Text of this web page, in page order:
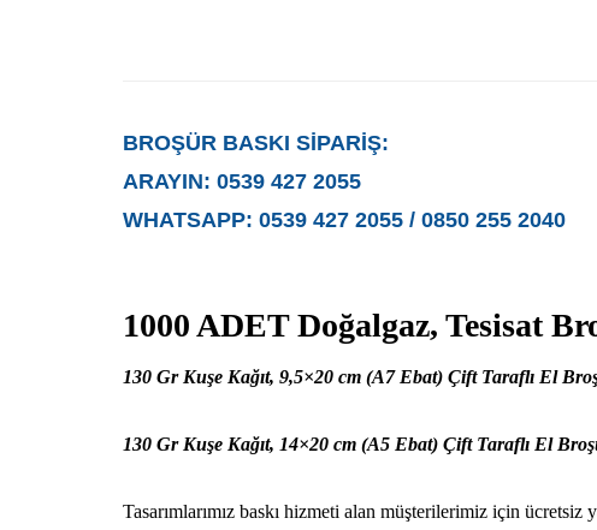
BROŞÜR BASKI SİPARİŞ:
ARAYIN: 0539 427 2055
WHATSAPP: 0539 427 2055 / 0850 255 2040
1000 ADET Doğalgaz, Tesisat
130 Gr Kuşe Kağıt, 9,5×20 cm (A7 Ebat) Çift Taraflı El
130 Gr Kuşe Kağıt, 14×20 cm (A5 Ebat) Çift Taraflı El
Tasarımlarımız baskı hizmeti alan müşterilerimiz için ücretsiz